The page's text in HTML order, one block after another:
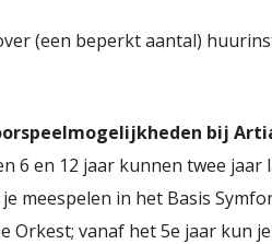
(een beperkt aantal)
bij
6 en 12 jaar kunnen twee
meespelen in het Basis
Orkest; vanaf het 5e jaar kun